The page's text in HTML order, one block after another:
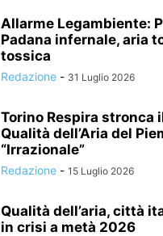
Allarme Legambiente:
Padana infernale, aria
tossica
Redazione - 31 Luglio 2026
Torino Respira stronca
Qualità dell’Aria del
“Irrazionale”
Redazione - 15 Luglio 2026
Qualità dell’aria, città
in crisi a metà 2026